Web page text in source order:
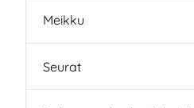
Meikku
Seurat